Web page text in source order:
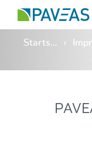
Startseite